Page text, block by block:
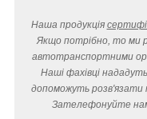
Наша продукція
Якщо потрібно, то ми
автотранспортними
Наші фахівці
допоможуть розв'язати
Зателефонуйте нам,